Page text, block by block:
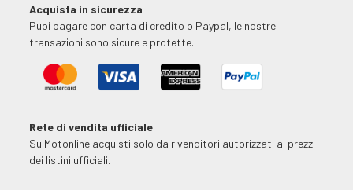
Acquista in sicurezza
Puoi pagare con carta di credito o Paypal, le nostre
transazioni sono sicure e protette.
Rete di vendita ufficiale
Su Motonline acquisti solo da rivenditori autorizzati ai prezzi
dei listini ufficiali.